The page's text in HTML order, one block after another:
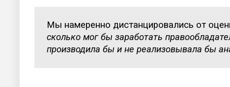
Мы намеренно дистанцировались от
сколько мог бы заработать
производила бы и не реализовывала бы